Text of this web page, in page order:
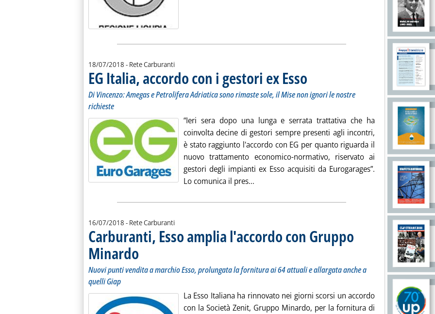
18/07/2018 - Rete Carburanti
EG Italia, accordo con i gestori ex Esso . Sottotitolo: Di Vincenzo: Amegas e Petrolifera
. Pubblicata mercoledì 18 luglio 2018 alle 16.46.
Di Vincenzo: Amegas e Petrolifera Adriatica sono rimaste sole, il Mise non ignori le nostre
richieste
“Ieri sera dopo una lunga e serrata trattativa che ha
coinvolta decine di gestori sempre presenti agli incontri,
è stato raggiunto l'accordo con EG per quanto riguarda il
nuovo trattamento economico-normativo, riservato ai
gestori degli impianti ex Esso acquisiti da Eurogarages”.
Lo comunica il pres... Leggi tutta la notizia: 'EG Italia, accordo con i
16/07/2018 - Rete Carburanti
Carburanti, Esso amplia l'accordo con Gruppo
Minardo . Sottotitolo: Nuovi punti vendita a marchio Esso, prolungata la fornitura ai 64 attuali e allargata anche a quelli Giap
. Pubblicata lunedì 16 luglio 2018 alle 17.28.
Nuovi punti vendita a marchio Esso, prolungata la fornitura ai 64 attuali e allargata anche a
quelli Giap
La Esso Italiana ha rinnovato nei giorni scorsi un accordo
con la Società Zenit, Gruppo Minardo, per la fornitura di